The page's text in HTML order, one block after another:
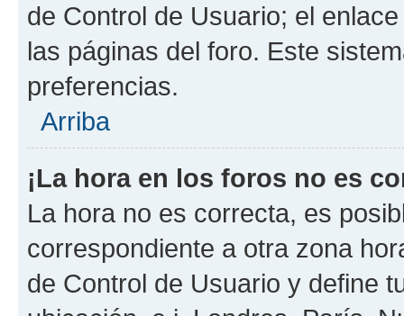
de Control de Usuario; el
las páginas del foro. Este
preferencias.
Arriba
¡La hora en los foros no es
La hora no es correcta, es
correspondiente a otra zona
de Control de Usuario y define